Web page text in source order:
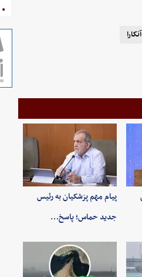
پیام مهم پزشکیان به رئیس
جدید حماس؛ پاسخ…